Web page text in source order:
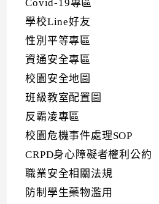
Covid-19專區
學校Line好友
性別平等專區
資通安全專區
校園安全地圖
班級教室配置圖
反霸凌專區
校園危機事件處理SOP
CRPD身心障礙者權利公約
職業安全相關法規
防制學生藥物濫用